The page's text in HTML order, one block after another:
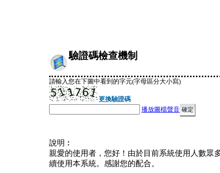
驗證碼檢查機制
請輸入您在下圖中看到的字元(字母區分大小寫)
更換驗證碼
播放圖檔聲音
說明︰
親愛的使用者，您好！由於目前系統使用人數眾
續使用本系統。感謝您的配合。